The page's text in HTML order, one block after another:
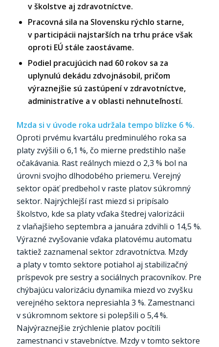
v školstve aj zdravotníctve.
Pracovná sila na Slovensku rýchlo starne,
v participácii najstarších na trhu práce však
oproti EÚ stále zaostávame.
Podiel pracujúcich nad 60 rokov sa za
uplynulú dekádu zdvojnásobil, pričom
výraznejšie sú zastúpení v zdravotníctve,
administratíve a v oblasti nehnuteľností.
Mzda si v úvode roka udržala tempo blízke 6 %.
Oproti prvému kvartálu predminulého roka sa
platy zvýšili o 6,1 %, čo mierne predstihlo naše
očakávania. Rast reálnych miezd o 2,3 % bol na
úrovni svojho dlhodobého priemeru. Verejný
sektor opäť predbehol v raste platov súkromný
sektor. Najrýchlejší rast miezd si pripísalo
školstvo, kde sa platy vďaka štedrej valorizácii
z vlaňajšieho septembra a januára zdvihli o 14,5 %.
Výrazné zvyšovanie vďaka platovému automatu
taktiež zaznamenal sektor zdravotníctva. Mzdy
a platy v tomto sektore potiahol aj stabilizačný
príspevok pre sestry a sociálnych pracovníkov. Pre
chýbajúcu valorizáciu dynamika miezd vo zvyšku
verejného sektora nepresiahla 3 %. Zamestnanci
v súkromnom sektore si polepšili o 5,4 %.
Najvýraznejšie zrýchlenie platov pocítili
zamestnanci v stavebníctve. Mzdy v tomto sektore